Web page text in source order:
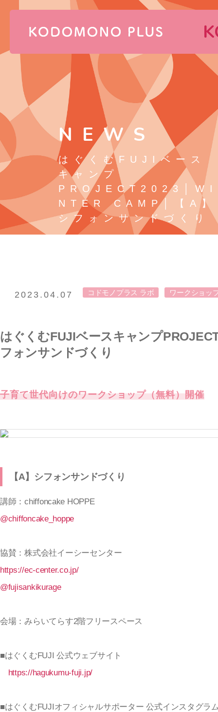
NEWS
はぐくむFUJIベース
キャンプ
PROJECT2023│WI
NTER CAMP│【A】
シフォンサンドづくり
2023.04.07 コドモノプラス ラボ ワークショッ
はぐくむFUJIベースキャンプ
フォンサンドづくり
子育て世代向けのワークショップ（無料）開催
【A】シフォンサンドづくり
講師：chiffoncake HOPPE
@chiffoncake_hoppe
協賛：株式会社イーシーセンター
https://ec-center.co.jp/
@fujisankikurage
会場：みらいてらす2階フリースペース
■はぐくむFUJI 公式ウェブサイト
https://hagukumu-fuji.jp/
■はぐくむFUJIオフィシャルサポーター 公式インスタグラ